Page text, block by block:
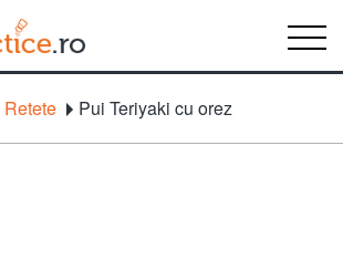
Retete Pui Teriyaki cu orez